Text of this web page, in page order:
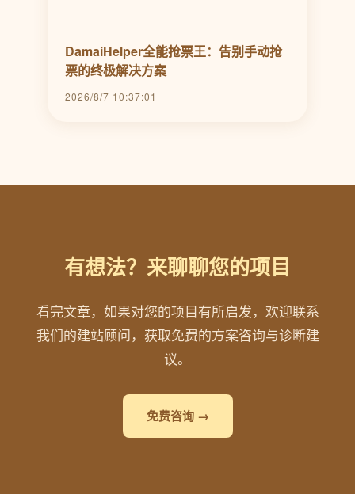
DamaiHelper全能抢票王：告别手动抢
票的终极解决方案
2026/8/7 10:37:01
有想法？来聊聊您的项目
看完文章，如果对您的项目有所启发，欢迎联系
我们的建站顾问，获取免费的方案咨询与诊断建
议。
免费咨询 →